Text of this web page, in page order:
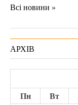
Всі новини »
АРХІВ
Пн
Вт